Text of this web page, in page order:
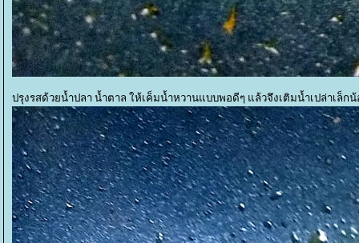
ปรุงรสด้วยน้ำปลา น้ำตาล ให้เค็มน้ำหวานแบบพอดีๆ แล้วจึงเติมน้ำเปล่าเล็